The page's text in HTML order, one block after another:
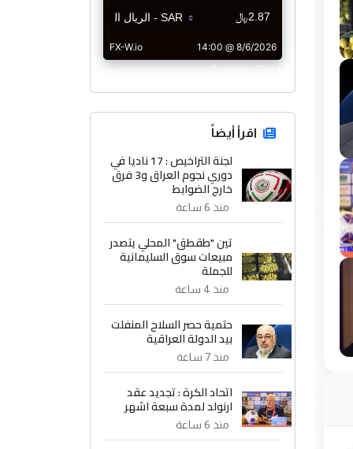
CurrencyRate
اقرأ أيضاً
لجنة التراخيص : 17 ناديا في
دوري نجوم العراق و3 فرق
خارج الضوابط
منذ 6 ساعة
تين "طقطق" المحلي يتصدر
مبيعات سوق السليمانية
للجملة
منذ 4 ساعة
حتمية حصر السلاح المنفلت
بيد الدولة العراقية
منذ 7 ساعة
اتحاد الكرة : تجديد عقد
ارنولد لمدة سبعة اشهر
منذ 6 ساعة